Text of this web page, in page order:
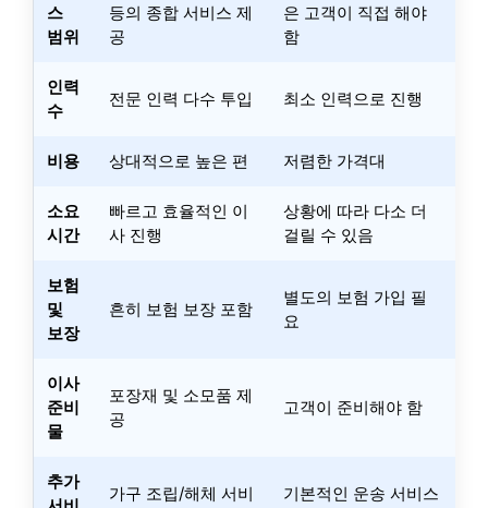
스
범위
등의 종합 서비스 제
공
은 고객이 직접 해야
함
인력
수
전문 인력 다수 투입 최소 인력으로 진행
비용 상대적으로 높은 편 저렴한 가격대
소요
시간
빠르고 효율적인 이
사 진행
상황에 따라 다소 더
걸릴 수 있음
보험
및
보장
흔히 보험 보장 포함
별도의 보험 가입 필
요
이사
준비
물
포장재 및 소모품 제
공
고객이 준비해야 함
추가
가구 조립/해체 서비
기본적인 운송 서비스